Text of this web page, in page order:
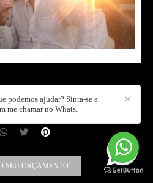
PARTILHE!
SEU ORÇAMENTO
✕
podemos ajudar? Sinta-se a
me chamar no Whats.